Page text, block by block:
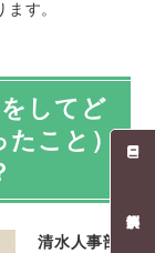
す。
してど
たこと）
清水人事部